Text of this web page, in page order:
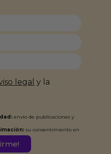
legal y la
envío de publicaciones y
su consentimiento en
Muñoz. Podrás ejercer tus